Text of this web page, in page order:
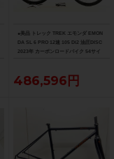
●美品 トレック TREK エモンダ EMON
DA SL 6 PRO 12速 105 Di2 油圧DISC
2023年 カーボンロードバイク 54サイ
486,596円